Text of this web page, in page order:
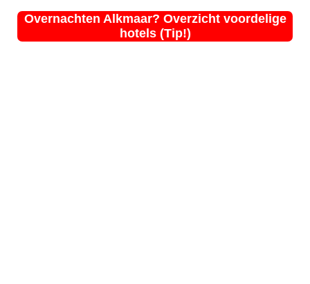
Overnachten Alkmaar? Overzicht voordelige
hotels (Tip!)